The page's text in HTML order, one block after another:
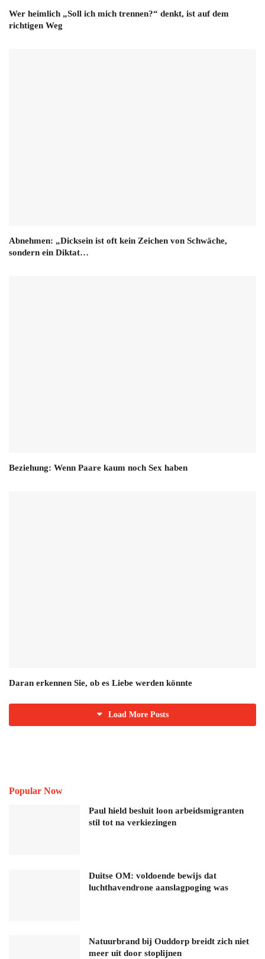
Wer heimlich „Soll ich mich trennen?“ denkt, ist auf dem
richtigen Weg
Abnehmen: „Dicksein ist oft kein Zeichen von Schwäche,
sondern ein Diktat…
Beziehung: Wenn Paare kaum noch Sex haben
Daran erkennen Sie, ob es Liebe werden könnte
Load More Posts
Popular Now
Paul hield besluit loon arbeidsmigranten
stil tot na verkiezingen
Duitse OM: voldoende bewijs dat
luchthavendrone aanslagpoging was
Natuurbrand bij Ouddorp breidt zich niet
meer uit door stoplijnen